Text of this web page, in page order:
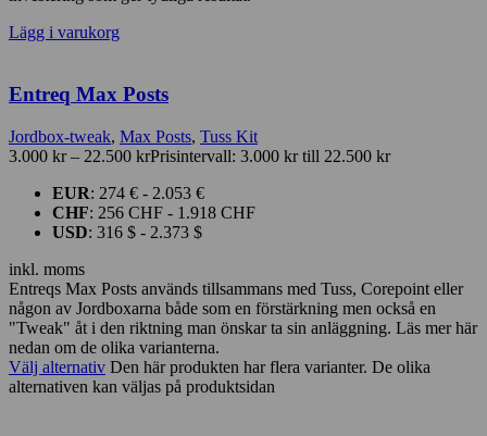
Lägg i varukorg
Entreq Max Posts
Jordbox-tweak, Max Posts, Tuss Kit
3.000 kr – 22.500 krPrisintervall: 3.000 kr till 22.500 kr
EUR: 274 € - 2.053 €
CHF: 256 CHF - 1.918 CHF
USD: 316 $ - 2.373 $
inkl. moms
Entreqs Max Posts används tillsammans med Tuss, Corepoint eller
någon av Jordboxarna både som en förstärkning men också en
"Tweak" åt i den riktning man önskar ta sin anläggning. Läs mer här
nedan om de olika varianterna.
Välj alternativ Den här produkten har flera varianter. De olika
alternativen kan väljas på produktsidan